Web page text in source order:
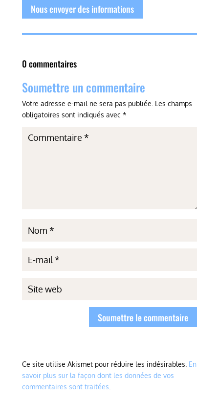
Nous envoyer des informations
0 commentaires
Soumettre un commentaire
Votre adresse e-mail ne sera pas publiée. Les champs
obligatoires sont indiqués avec *
Soumettre le commentaire
Ce site utilise Akismet pour réduire les indésirables. En
savoir plus sur la façon dont les données de vos
commentaires sont traitées